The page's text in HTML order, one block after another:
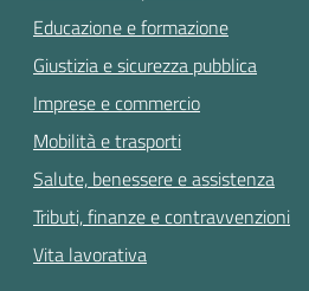
Educazione e formazione
Giustizia e sicurezza pubblica
Imprese e commercio
Mobilità e trasporti
Salute, benessere e assistenza
Tributi, finanze e contravvenzioni
Vita lavorativa